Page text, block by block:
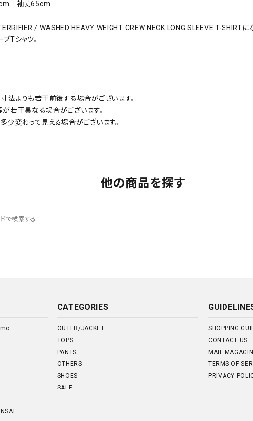
袖丈65cm
/ WASHED HEAVY WEIGHT CREW NECK LONG SLEEVE T-SHIRTにな
Tシャツ。
法よりも若干前後する場合がございます。
若干異なる場合がございます。
少変わって見える場合がございます。
他の商品を探す
CATEGORIES
OUTER/JACKET
TOPS
PANTS
OTHERS
SHOES
SALE
SHOPPING
CONTACT US
MAIL
TERMS OF
PRIVACY